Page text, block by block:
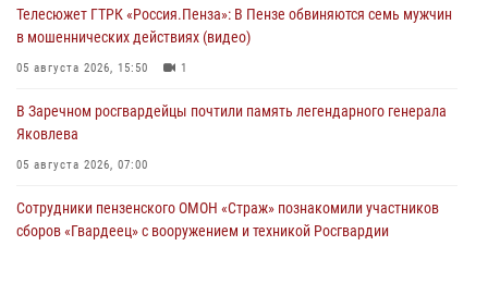
Телесюжет ГТРК «Россия.Пенза»: В Пензе обвиняются семь мужчин
в мошеннических действиях (видео)
05 августа 2026, 15:50 1
В Заречном росгвардейцы почтили память легендарного генерала
Яковлева
05 августа 2026, 07:00
Сотрудники пензенского ОМОН «Страж» познакомили участников
сборов «Гвардеец» с вооружением и техникой Росгвардии